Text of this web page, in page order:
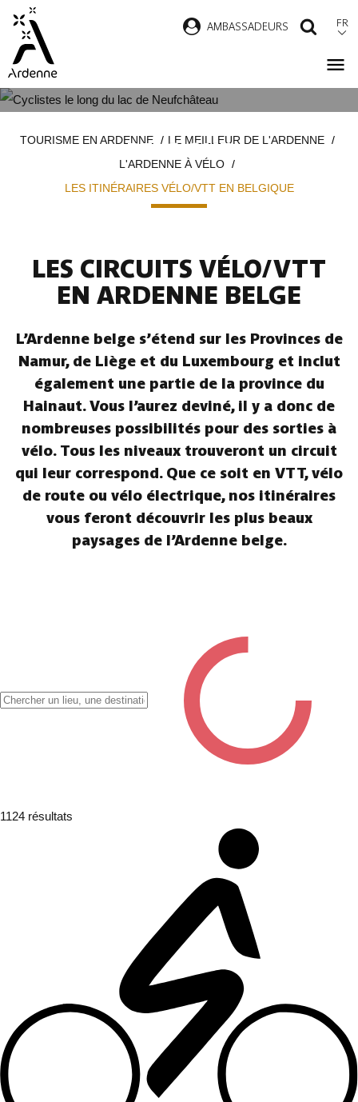
contenu
principal
AMBASSADEURS FR
BELGIQUE
d'ArianeTOURISME EN ARDENNE
LE MEILLEUR DE L'ARDENNE
L'ARDENNE À VÉLO
LES ITINÉRAIRES VÉLO/VTT EN BELGIQUE
LES CIRCUITS VÉLO/VTT
EN ARDENNE BELGE
L’Ardenne belge s’étend sur les Provinces de
Namur, de Liège et du Luxembourg et inclut
également une partie de la province du
Hainaut. Vous l’aurez deviné, il y a donc de
nombreuses possibilités pour des sorties à
vélo. Tous les niveaux trouveront un circuit
qui leur correspond. Que ce soit en VTT, vélo
de route ou vélo électrique, nos itinéraires
vous feront découvrir les plus beaux
paysages de l’Ardenne belge.
1124 résultats